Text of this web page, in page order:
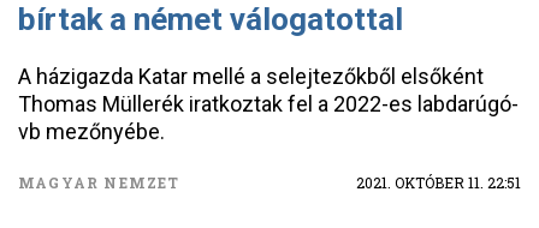
bírtak a német válogatottal
A házigazda Katar mellé a selejtezőkből elsőként
Thomas Müllerék iratkoztak fel a 2022-es labdarúgó-
vb mezőnyébe.
MAGYAR NEMZET 2021. OKTÓBER 11. 22:51